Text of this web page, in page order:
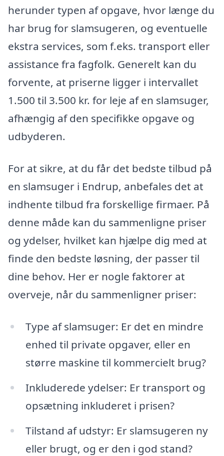
herunder typen af opgave, hvor længe du
har brug for slamsugeren, og eventuelle
ekstra services, som f.eks. transport eller
assistance fra fagfolk. Generelt kan du
forvente, at priserne ligger i intervallet
1.500 til 3.500 kr. for leje af en slamsuger,
afhængig af den specifikke opgave og
udbyderen.
For at sikre, at du får det bedste tilbud på
en slamsuger i Endrup, anbefales det at
indhente tilbud fra forskellige firmaer. På
denne måde kan du sammenligne priser
og ydelser, hvilket kan hjælpe dig med at
finde den bedste løsning, der passer til
dine behov. Her er nogle faktorer at
overveje, når du sammenligner priser:
Type af slamsuger: Er det en mindre
enhed til private opgaver, eller en
større maskine til kommercielt brug?
Inkluderede ydelser: Er transport og
opsætning inkluderet i prisen?
Tilstand af udstyr: Er slamsugeren ny
eller brugt, og er den i god stand?